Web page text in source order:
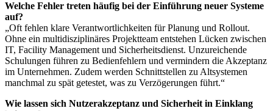
Welche Fehler treten häufig bei der Einführung neuer Systeme
auf?
„Oft fehlen klare Verantwortlichkeiten für Planung und Rollout.
Ohne ein multidisziplinäres Projektteam entstehen Lücken zwischen
IT, Facility Management und Sicherheitsdienst. Unzureichende
Schulungen führen zu Bedienfehlern und vermindern die Akzeptanz
im Unternehmen. Zudem werden Schnittstellen zu Altsystemen
manchmal zu spät getestet, was zu Verzögerungen führt.“
Wie lassen sich Nutzerakzeptanz und Sicherheit in Einklang